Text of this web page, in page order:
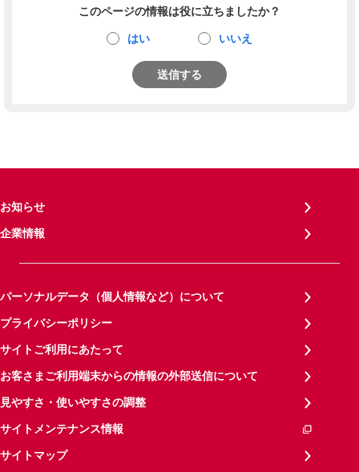
このページの情報は役に立ちましたか？
はい いいえ
送信する
お知らせ
企業情報
パーソナルデータ（個人情報など）について
プライバシーポリシー
サイトご利用にあたって
お客さまご利用端末からの情報の外部送信について
見やすさ・使いやすさの調整
サイトメンテナンス情報
サイトマップ